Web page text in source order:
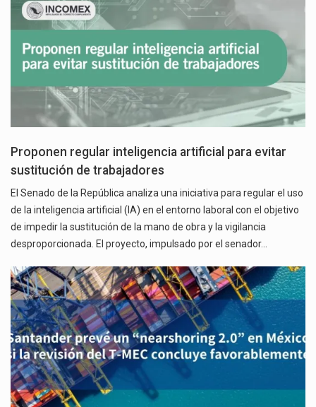
Proponen regular inteligencia artificial para evitar
sustitución de trabajadores
El Senado de la República analiza una iniciativa para regular el uso
de la inteligencia artificial (IA) en el entorno laboral con el objetivo
de impedir la sustitución de la mano de obra y la vigilancia
desproporcionada. El proyecto, impulsado por el senador…